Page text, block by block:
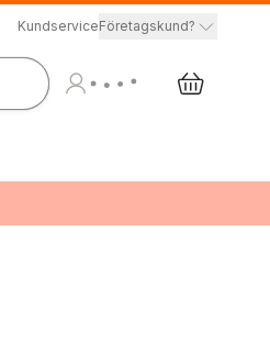
KundserviceFöretagskund?